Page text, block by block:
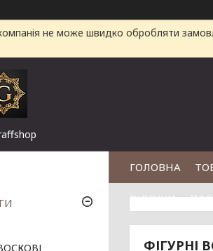
не може швидко обробляти
ГОЛОВНА
ВІДГУКИ
ФІГУРНІ